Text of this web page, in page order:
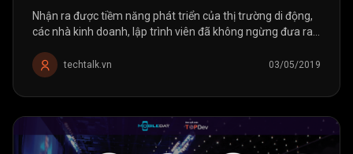
Nhận ra được tiềm năng phát triển của thị trường di động,
các nhà kinh doanh, lập trình viên đã không ngừng đưa ra ý
thành...techtalk.vn 03/05/2019